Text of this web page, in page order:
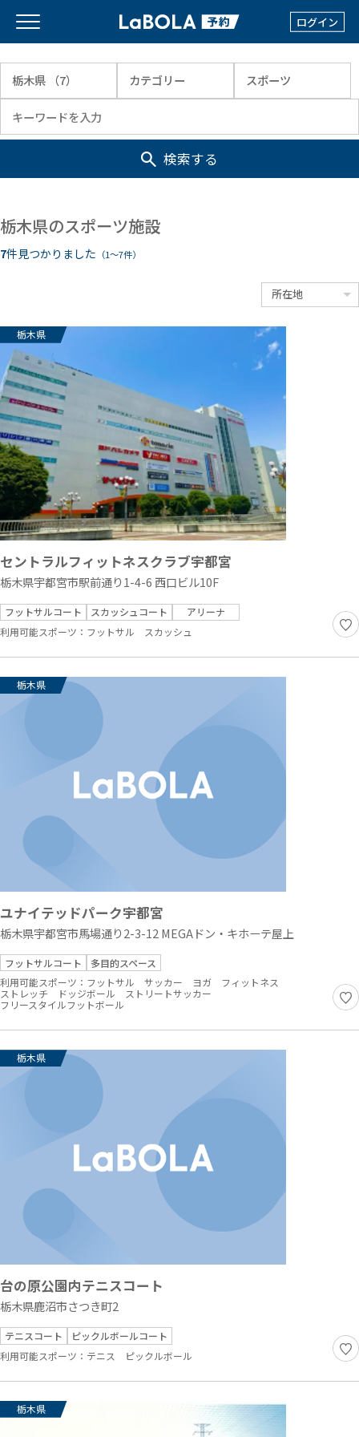
ログイン
検索する
栃木県のスポーツ施設
7件見つかりました （1〜7件）
栃木県
セントラルフィットネスクラブ宇都宮
栃木県宇都宮市駅前通り1-4-6 西口ビル10F
フットサルコート スカッシュコート
アリーナ
利用可能スポーツ： フットサル スカッシュ
栃木県
ユナイテッドパーク宇都宮
栃木県宇都宮市馬場通り2-3-12 MEGAドン・キホーテ屋上
フットサルコート
多目的スペース
利用可能スポーツ： フットサル サッカー ヨガ
フィットネス
ストレッチ
ドッジボール
ストリートサッカー
フリースタイルフットボール
栃木県
台の原公園内テニスコート
栃木県鹿沼市さつき町2
テニスコート
ピックルボールコート
利用可能スポーツ： テニス ピックルボール
栃木県